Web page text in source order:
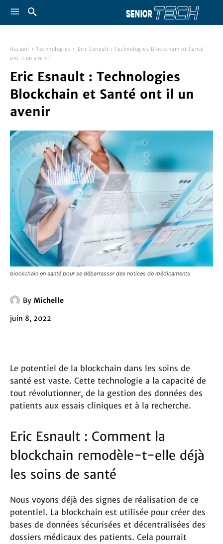
Accueil Technologies
Eric Esnault : Technologies Blockchain et Santé
ont il un avenir
Eric Esnault : Technologies
Blockchain et Santé ont il un
avenir
blockchain en santé pour se débarrasser des notices de médicaments
By Michelle
juin 8, 2022
Le potentiel de la blockchain dans les soins de
santé est vaste. Cette technologie a la capacité de
tout révolutionner, de la gestion des données des
patients aux essais cliniques et à la recherche.
Eric Esnault : Comment la
blockchain remodèle-t-elle déjà
les soins de santé
Nous voyons déjà des signes de réalisation de ce
potentiel. La blockchain est utilisée pour créer des
bases de données sécurisées et décentralisées des
dossiers médicaux des patients. Cela pourrait